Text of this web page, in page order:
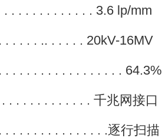
. . . . . . . . . . . . 3.6 lp/mm
. . . . .. . . . . . 20kV-16MV
. . . . . . . . . . . . . . . . 64.3%
. . . . . . . . . . . . 千兆网接口
. . . . . . . . . . . . . .逐行扫描